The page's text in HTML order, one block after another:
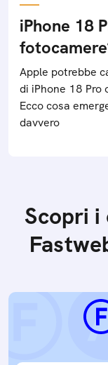
iPhone 18
Apple potrebbe
di iPhone 18 Pro
Ecco cosa
davvero
Scopri